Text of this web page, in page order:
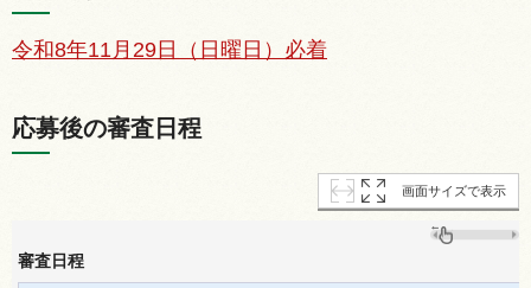
令和8年11月29日（日曜日）必着
応募後の審査日程
画面サイズで表示
審査日程